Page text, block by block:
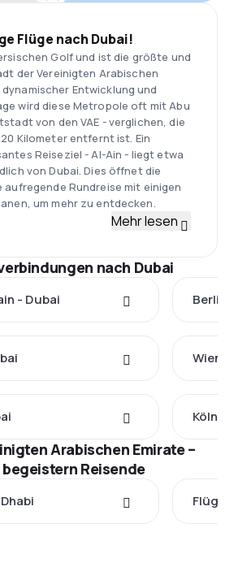
Flüge nach Dubai!
Golf und ist die größte und
der Vereinigten Arabischen
dynamischer Entwicklung und
wird diese Metropole oft mit Abu
von den VAE - verglichen, die
Kilometer entfernt ist. Ein
Reiseziel - Al-Ain - liegt etwa
von Dubai. Dies öffnet die
Rundreise mit einigen
um mehr zu entdecken.
Mehr lesen
nach Dubai
- Dubai Berlin
Wien -
Köln -
Arabischen Emirate –
Reisende
Flüge